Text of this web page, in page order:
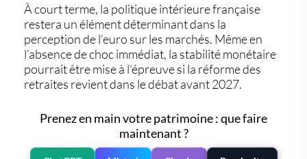
À court terme, la politique intérieure française
restera un élément déterminant dans la
perception de l’euro sur les marchés. Même en
l’absence de choc immédiat, la stabilité monétaire
pourrait être mise à l’épreuve si la réforme des
retraites revient dans le débat avant 2027.
Prenez en main votre patrimoine : que faire
maintenant ?